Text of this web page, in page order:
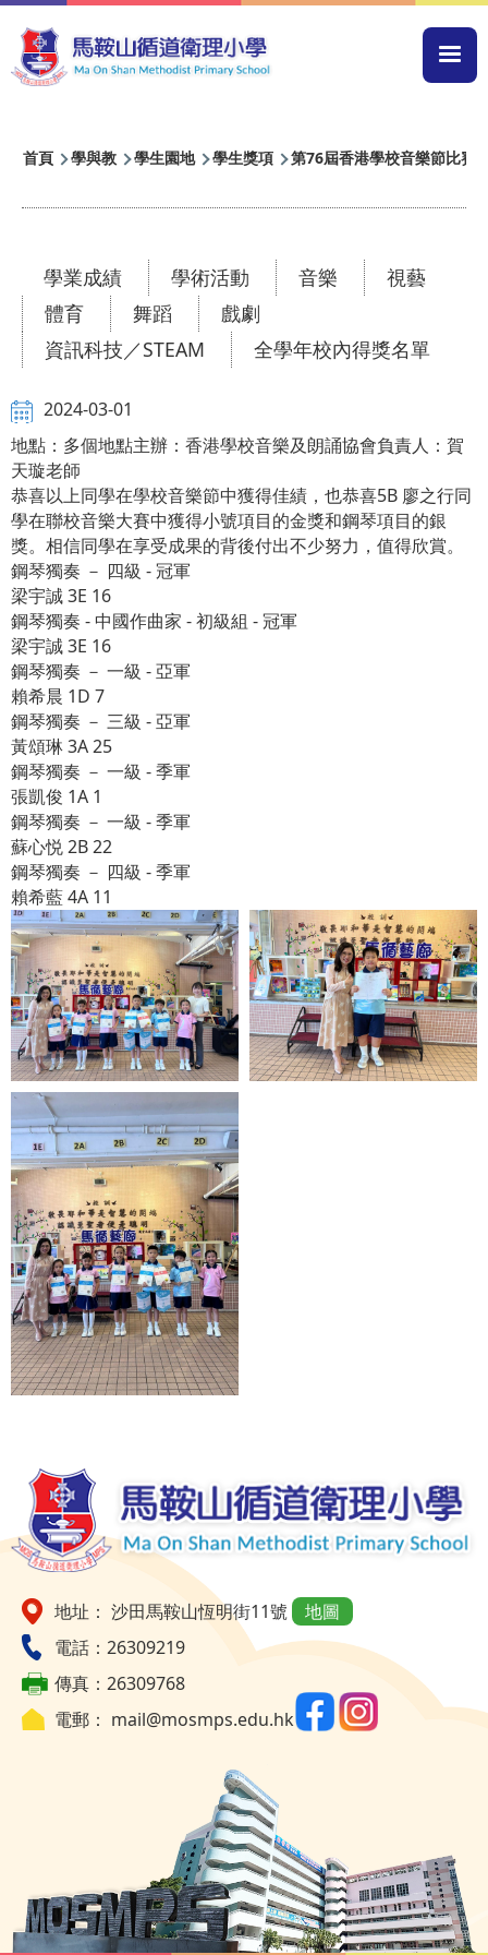
移至主內容
導
連
首頁 學與教 學生園地 學生獎項 第76屆香港學校音樂節比賽
學業成績 學術活動 音樂
視藝
體育
舞蹈
戲劇
資訊科技／STEAM
全學年校內得獎名單
2024-03-01
地點：多個地點主辦：香港學校音樂及朗誦協會負責人：賀
天璇老師
恭喜以上同學在學校音樂節中獲得佳績，也恭喜5B 廖之行同
學在聯校音樂大賽中獲得小號項目的金獎和鋼琴項目的銀
獎。相信同學在享受成果的背後付出不少努力，值得欣賞。
鋼琴獨奏 － 四級 - 冠軍
梁宇誠 3E 16
鋼琴獨奏 - 中國作曲家 - 初級組 - 冠軍
梁宇誠 3E 16
鋼琴獨奏 － 一級 - 亞軍
賴希晨 1D 7
鋼琴獨奏 － 三級 - 亞軍
黃頌琳 3A 25
鋼琴獨奏 － 一級 - 季軍
張凱俊 1A 1
鋼琴獨奏 － 一級 - 季軍
蘇心悦 2B 22
鋼琴獨奏 － 四級 - 季軍
賴希藍 4A 11
地址： 沙田馬鞍山恆明街11號
地圖
電話：26309219
傳真：26309768
電郵： mail@mosmps.edu.hk